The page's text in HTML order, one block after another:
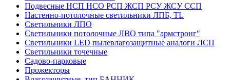
Подвесные НСП НСО РСП ЖСП РСУ ЖСУ ССП
Настенно-потолочные светильники ЛПБ, TL
Светильники ЛПО
Светильники потолочные ЛВО типа "армстронг"
Светильники LED пылевлагозащитные аналоги ЛСП
Светильники точечные
Садово-парковые
Прожекторы